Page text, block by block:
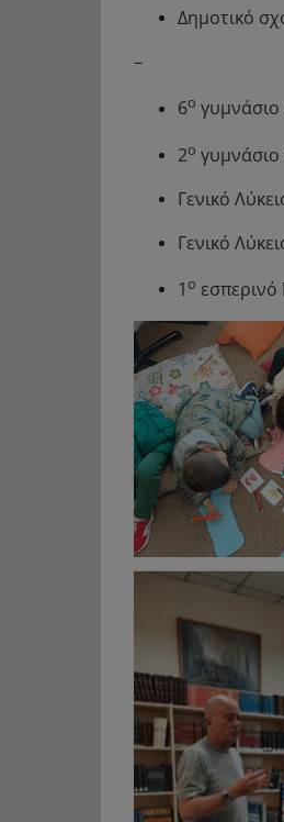
Δημοτικό
–
6ο γυμνάσιο
2ο γυμνάσιο
Γενικό
Γενικό
1ο εσπερινό